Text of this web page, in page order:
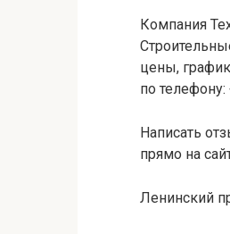
Компания
цены,
по
Написать
прямо на
Ленинский